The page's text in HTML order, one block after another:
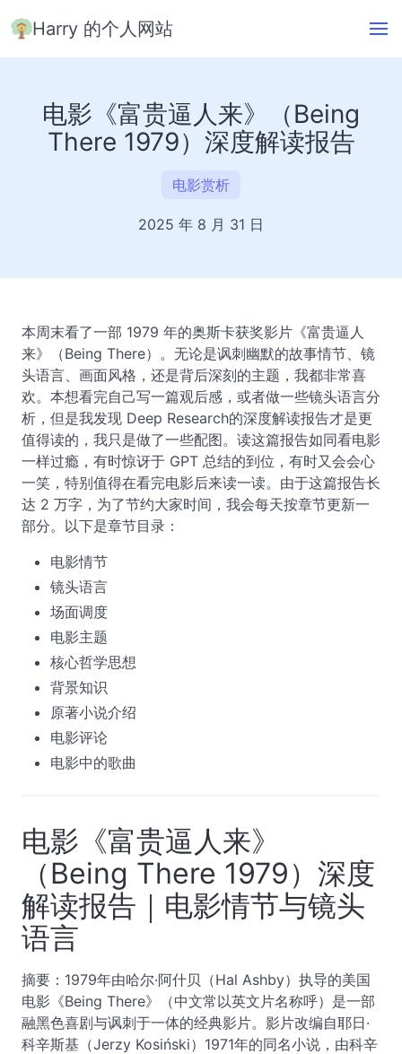
Harry 的个人网站
电影《富贵逼人来》（Being
There 1979）深度解读报告
电影赏析
2025 年 8 月 31 日
本周末看了一部 1979 年的奥斯卡获奖影片《富贵逼人
来》（Being There）。无论是讽刺幽默的故事情节、镜
头语言、画面风格，还是背后深刻的主题，我都非常喜
欢。本想看完自己写一篇观后感，或者做一些镜头语言分
析，但是我发现 Deep Research的深度解读报告才是更
值得读的，我只是做了一些配图。读这篇报告如同看电影
一样过瘾，有时惊讶于 GPT 总结的到位，有时又会会心
一笑，特别值得在看完电影后来读一读。由于这篇报告长
达 2 万字，为了节约大家时间，我会每天按章节更新一
部分。以下是章节目录：
电影情节
镜头语言
场面调度
电影主题
核心哲学思想
背景知识
原著小说介绍
电影评论
电影中的歌曲
电影《富贵逼人来》
（Being There 1979）深度
解读报告｜电影情节与镜头
语言
摘要：1979年由哈尔·阿什贝（Hal Ashby）执导的美国
电影《Being There》（中文常以英文片名称呼）是一部
融黑色喜剧与讽刺于一体的经典影片。影片改编自耶日·
科辛斯基（Jerzy Kosiński）1971年的同名小说，由科辛